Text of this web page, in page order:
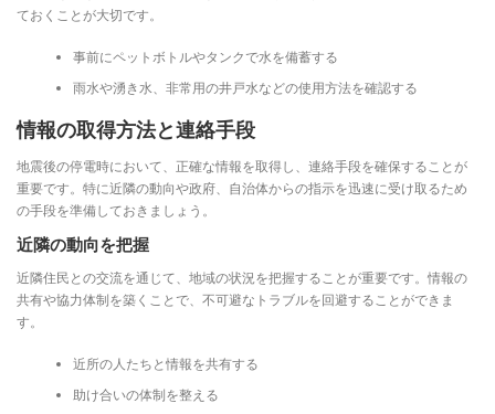
ておくことが大切です。
事前にペットボトルやタンクで水を備蓄する
雨水や湧き水、非常用の井戸水などの使用方法を確認する
情報の取得方法と連絡手段
地震後の停電時において、正確な情報を取得し、連絡手段を確保することが
重要です。特に近隣の動向や政府、自治体からの指示を迅速に受け取るため
の手段を準備しておきましょう。
近隣の動向を把握
近隣住民との交流を通じて、地域の状況を把握することが重要です。情報の
共有や協力体制を築くことで、不可避なトラブルを回避することができま
す。
近所の人たちと情報を共有する
助け合いの体制を整える